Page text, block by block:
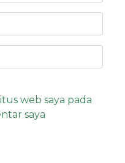
web saya pada
saya